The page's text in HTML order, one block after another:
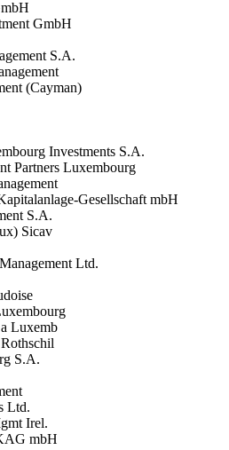
GmbH
S.A.
(Cayman)
Investments S.A.
Partners Luxembourg
Gesellschaft mbH
S.A.
Sicav
Ltd.
Luxemb
S.A.
Ltd.
Irel.
mbH